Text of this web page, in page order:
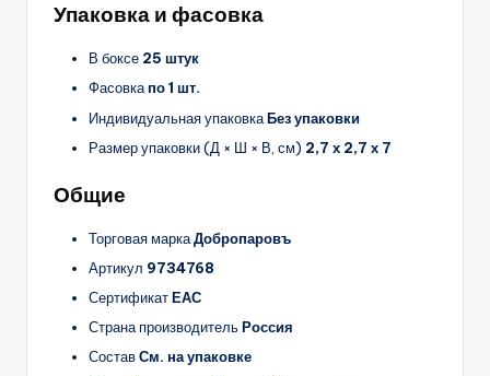
Упаковка и фасовка
В боксе 25 штук
Фасовкапо 1 шт.
Индивидуальная упаковкаБез упаковки
Размер упаковки (Д × Ш × В, см) 2,7 х 2,7 х 7
Общие
Торговая маркаДобропаровъ
Артикул 9734768
СертификатЕАС
Страна производительРоссия
СоставСм. на упаковке